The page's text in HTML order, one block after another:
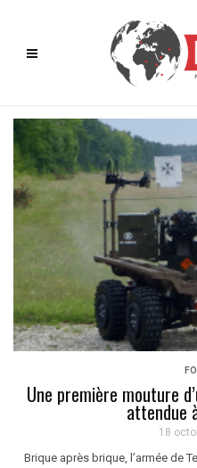
Une première mouture
attendue
18
Brique après brique, l’armée de